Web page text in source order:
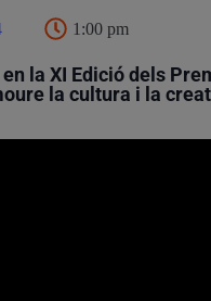
1:00 pm
la XI Edició dels
la cultura i la